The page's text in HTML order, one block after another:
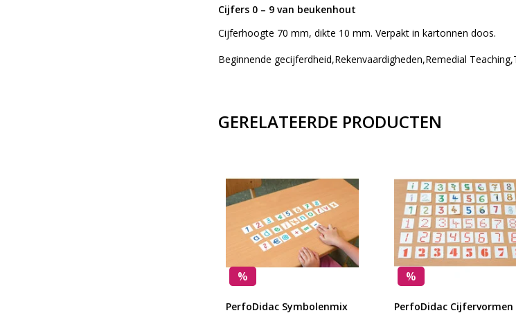
Cijfers 0 – 9 van beukenhout
Cijferhoogte 70 mm, dikte 10 mm. Verpakt in kartonnen doos.
Beginnende gecijferdheid,Rekenvaardigheden,Remedial
GERELATEERDE PRODUCTEN
%
PerfoDidac Symbolenmix
%
PerfoDidac Cijfervormen